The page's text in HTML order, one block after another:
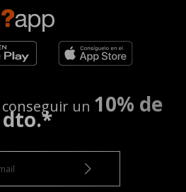
un 10% de
dto.*